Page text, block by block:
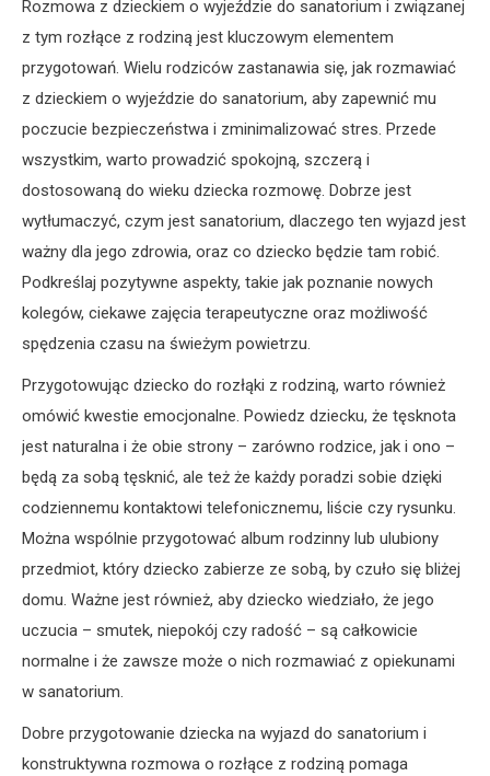
Rozmowa z dzieckiem o wyjeździe do sanatorium i związanej
z tym rozłące z rodziną jest kluczowym elementem
przygotowań. Wielu rodziców zastanawia się, jak rozmawiać
z dzieckiem o wyjeździe do sanatorium, aby zapewnić mu
poczucie bezpieczeństwa i zminimalizować stres. Przede
wszystkim, warto prowadzić spokojną, szczerą i
dostosowaną do wieku dziecka rozmowę. Dobrze jest
wytłumaczyć, czym jest sanatorium, dlaczego ten wyjazd jest
ważny dla jego zdrowia, oraz co dziecko będzie tam robić.
Podkreślaj pozytywne aspekty, takie jak poznanie nowych
kolegów, ciekawe zajęcia terapeutyczne oraz możliwość
spędzenia czasu na świeżym powietrzu.
Przygotowując dziecko do rozłąki z rodziną, warto również
omówić kwestie emocjonalne. Powiedz dziecku, że tęsknota
jest naturalna i że obie strony – zarówno rodzice, jak i ono –
będą za sobą tęsknić, ale też że każdy poradzi sobie dzięki
codziennemu kontaktowi telefonicznemu, liście czy rysunku.
Można wspólnie przygotować album rodzinny lub ulubiony
przedmiot, który dziecko zabierze ze sobą, by czuło się bliżej
domu. Ważne jest również, aby dziecko wiedziało, że jego
uczucia – smutek, niepokój czy radość – są całkowicie
normalne i że zawsze może o nich rozmawiać z opiekunami
w sanatorium.
Dobre przygotowanie dziecka na wyjazd do sanatorium i
konstruktywna rozmowa o rozłące z rodziną pomaga